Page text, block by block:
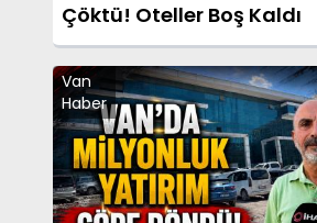
Çöktü! Oteller Boş Kaldı
Van
Haber